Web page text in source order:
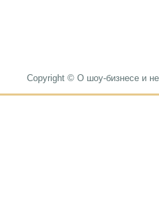
Copyright © О шоу-бизнесе и